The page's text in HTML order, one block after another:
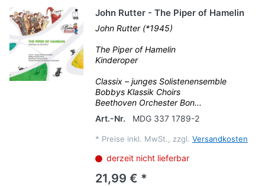
John Rutter - The Piper of Hamelin
John Rutter (*1945)
The Piper of Hamelin
Kinderoper
Classix – junges Solistenensemble
Bobbys Klassik Choirs
Beethoven Orchester Bon...
Art.-Nr.
MDG 337 1789-2
* Preise inkl. MwSt., zzgl. Versandkosten
derzeit nicht lieferbar
21,99 € *